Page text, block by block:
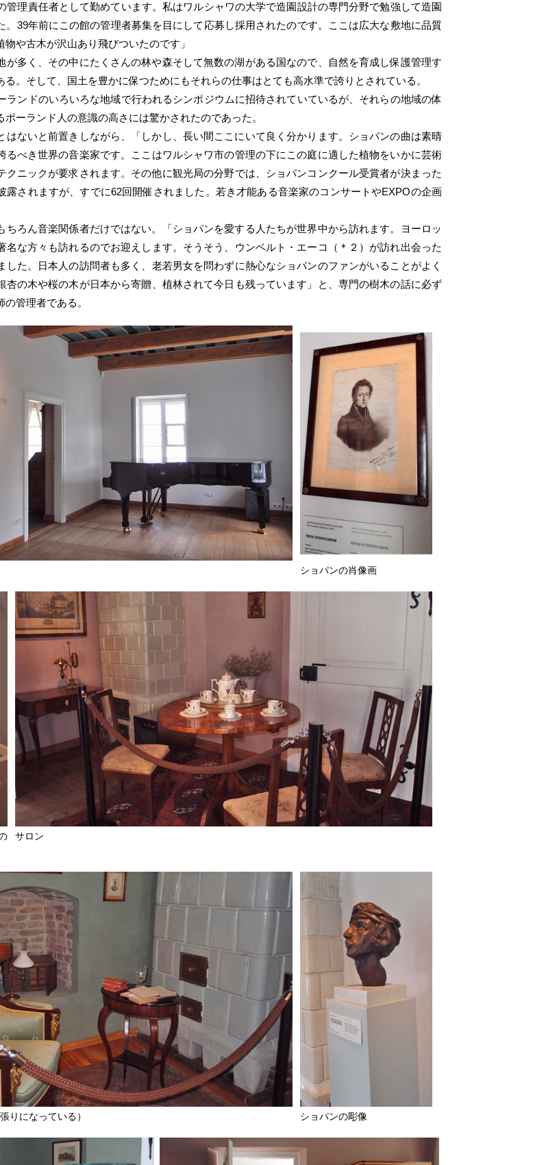
管理責任者として勤めています。私はワルシャワの大学で造園設計の専門分野で勉強して造園
。39年前にこの館の管理者募集を目にして応募し採用されたのです。ここは広大な敷地に品質
や古木が沢山あり飛びついたのです」
が多く、その中にたくさんの林や森そして無数の湖がある国なので、自然を育成し保護管理す
る。そして、国土を豊かに保つためにもそれらの仕事はとても高水準で誇りとされている。
ランドのいろいろな地域で行われるシンポジウムに招待されていているが、それらの地域の体
ーランド人の意識の高さには驚かされたのであった。
はないと前置きしながら、「しかし、長い間ここにいて良く分かります。ショパンの曲は素晴
るべき世界の音楽家です。ここはワルシャワ市の管理の下にこの庭に適した植物をいかに芸術
クニックが要求されます。その他に観光局の分野では、ショパンコンクール受賞者が決まった
露されますが、すでに62回開催されました。若き才能ある音楽家のコンサートやEXPOの企画
ちろん音楽関係者だけではない。「ショパンを愛する人たちが世界中から訪れます。ヨーロッ
名な方々も訪れるのでお迎えします。そうそう、ウンベルト・エーコ（＊２）が訪れ出会った
した。日本人の訪問者も多く、老若男女を問わずに熱心なショパンのファンがいることがよく
杏の木や桜の木が日本から寄贈、植林されて今日も残っています」と、専門の樹木の話に必ず
管理者である。
ショパンの肖像画
サロン
りになっている） ショパンの彫像